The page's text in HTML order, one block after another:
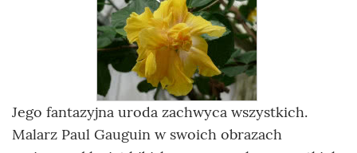
Jego fantazyjna uroda zachwyca wszystkich.
Malarz Paul Gauguin w swoich obrazach